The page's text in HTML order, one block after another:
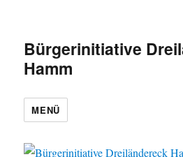
Bürgerinitiative
Hamm
MENÜ